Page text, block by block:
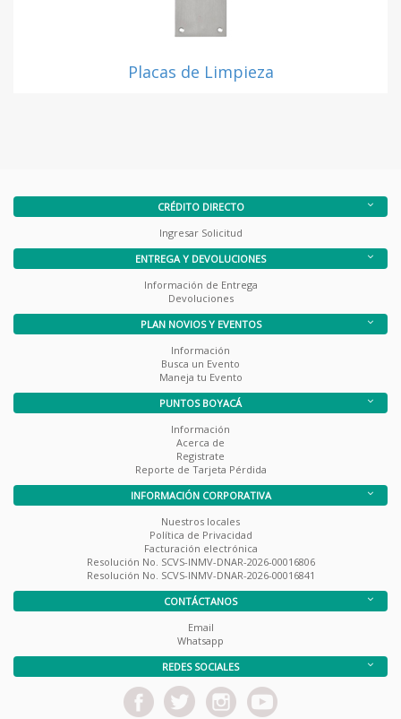
Placas de Limpieza
CRÉDITO DIRECTO
Ingresar Solicitud
ENTREGA Y DEVOLUCIONES
Información de Entrega
Devoluciones
PLAN NOVIOS Y EVENTOS
Información
Busca un Evento
Maneja tu Evento
PUNTOS BOYACÁ
Información
Acerca de
Registrate
Reporte de Tarjeta Pérdida
INFORMACIÓN CORPORATIVA
Nuestros locales
Política de Privacidad
Facturación electrónica
Resolución No. SCVS-INMV-DNAR-2026-00016806
Resolución No. SCVS-INMV-DNAR-2026-00016841
CONTÁCTANOS
Email
Whatsapp
REDES SOCIALES